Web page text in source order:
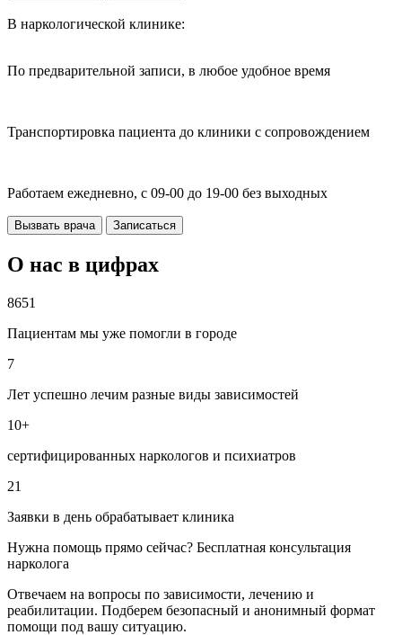
В наркологической клинике:
По предварительной записи, в любое удобное время
Транспортировка пациента до клиники с сопровождением
Работаем ежедневно, с 09-00 до 19-00 без выходных
Вызвать врача Записаться
О нас в цифрах
8651
Пациентам мы уже помогли в городе
7
Лет успешно лечим разные виды зависимостей
10+
сертифицированных наркологов и психиатров
21
Заявки в день обрабатывает клиника
Нужна помощь прямо сейчас? Бесплатная консультация
нарколога
Отвечаем на вопросы по зависимости, лечению и
реабилитации. Подберем безопасный и анонимный формат
помощи под вашу ситуацию.